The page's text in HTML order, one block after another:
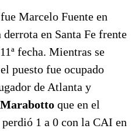
Marcelo Fuente en
en Santa Fe frente
fecha. Mientras se
puesto fue ocupado
de Atlanta y
que en el
1 a 0 con la CAI en